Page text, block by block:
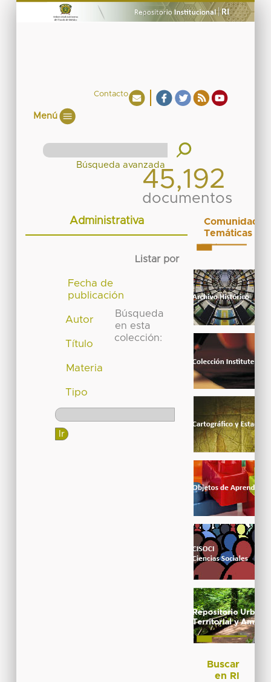
Contacto
Menú
45,192
documentos
Administrativa
Listar por
Fecha de
publicación
Autor
Título
Materia
Tipo
Búsqueda
en esta
colección:
Comunidades
Temáticas
Buscar
en RI